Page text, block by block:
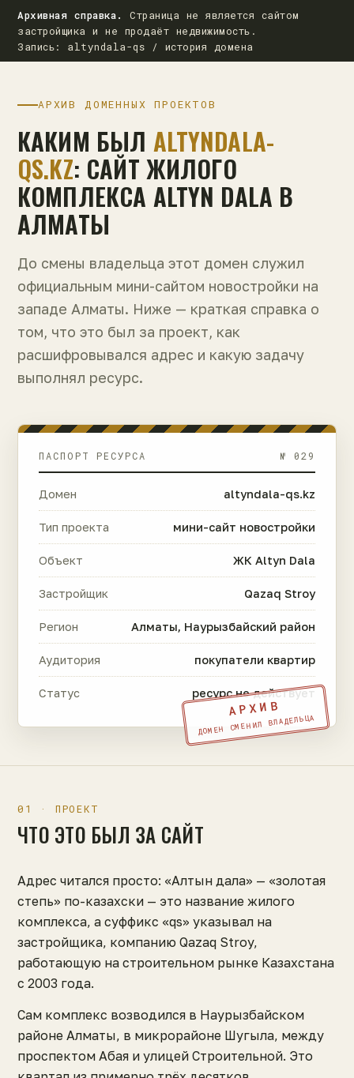
Архивная справка.
Страница не является сайтом
застройщика и не продаёт недвижимость.
Запись: altyndala-qs / история домена
АРХИВ ДОМЕННЫХ ПРОЕКТОВ
КАКИМ БЫЛ ALTYNDALA-
QS.KZ: САЙТ ЖИЛОГО
КОМПЛЕКСА ALTYN DALA В
АЛМАТЫ
До смены владельца этот домен служил
официальным мини-сайтом новостройки на
западе Алматы. Ниже — краткая справка о
том, что это был за проект, как
расшифровывался адрес и какую задачу
выполнял ресурс.
ПАСПОРТ РЕСУРСА № 029
Домен altyndala-qs.kz
Тип проекта мини-сайт новостройки
Объект ЖК Altyn Dala
Застройщик Qazaq Stroy
Регион Алматы, Наурызбайский район
Аудитория покупатели квартир
Статус ресурс не действует
АРХИВ
ДОМЕН СМЕНИЛ ВЛАДЕЛЬЦА
01 · ПРОЕКТ
ЧТО ЭТО БЫЛ ЗА САЙТ
Адрес читался просто: «Алтын дала» — «золотая
степь» по-казахски — это название жилого
комплекса, а суффикс «qs» указывал на
застройщика, компанию Qazaq Stroy,
работающую на строительном рынке Казахстана
с 2003 года.
Сам комплекс возводился в Наурызбайском
районе Алматы, в микрорайоне Шугыла, между
проспектом Абая и улицей Строительной. Это